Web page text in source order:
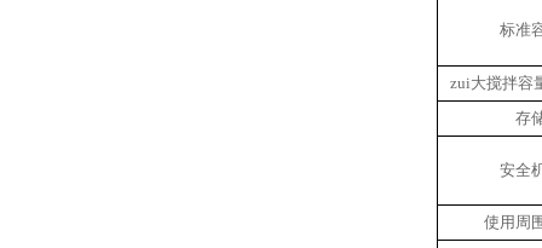
标准
zui大搅拌容
存
安全
使用周